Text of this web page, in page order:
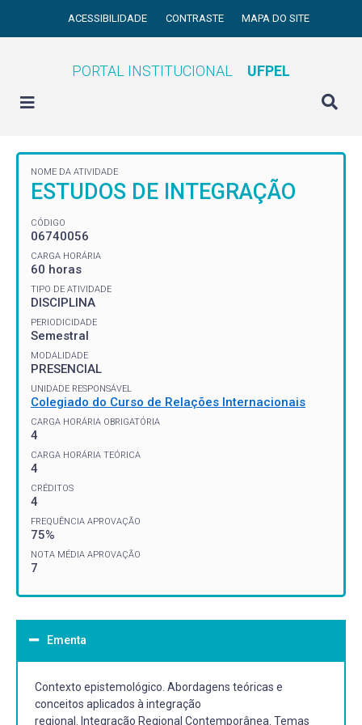
ACESSIBILIDADE CONTRASTE MAPA DO SITE
PORTAL INSTITUCIONAL UFPEL
NOME DA ATIVIDADE
ESTUDOS DE INTEGRAÇÃO
CÓDIGO
06740056
CARGA HORÁRIA
60 horas
TIPO DE ATIVIDADE
DISCIPLINA
PERIODICIDADE
Semestral
MODALIDADE
PRESENCIAL
UNIDADE RESPONSÁVEL
Colegiado do Curso de Relações Internacionais
CARGA HORÁRIA OBRIGATÓRIA
4
CARGA HORÁRIA TEÓRICA
4
CRÉDITOS
4
FREQUÊNCIA APROVAÇÃO
75%
NOTA MÉDIA APROVAÇÃO
7
Ementa
Contexto epistemológico. Abordagens teóricas e
conceitos aplicados à integração
regional. Integração Regional Contemporânea. Temas